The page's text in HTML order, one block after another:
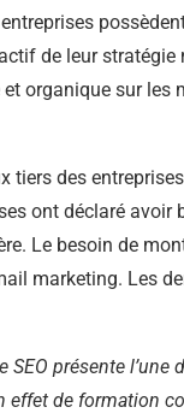
de leur stratégie
et organique sur
tiers des
ont déclaré
Le besoin de
marketing. Les
SEO présente
effet de formation